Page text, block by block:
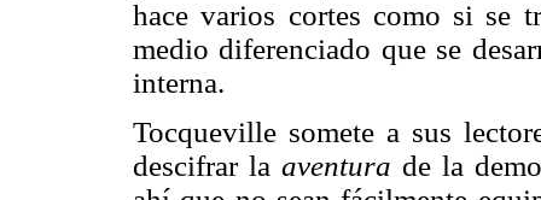
hace varios cortes como si se
medio diferenciado que se
interna.
Tocqueville somete a sus
descifrar la aventura de la